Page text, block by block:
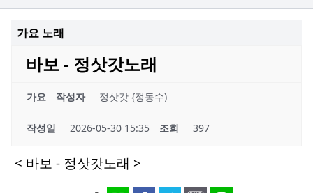
가요 노래
바보 - 정삿갓노래
가요 작성자 정삿갓 {정동수)
작성일 2026-05-30 15:35 조회 397
< 바보 - 정삿갓노래 >